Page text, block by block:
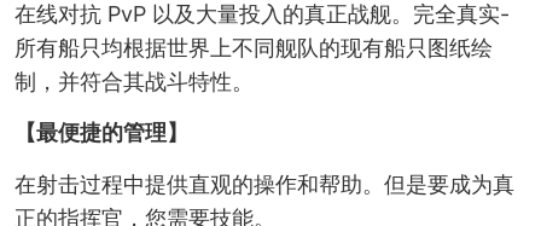
在线对抗 PvP 以及大量投入的真正战舰。完全真实-
所有船只均根据世界上不同舰队的现有船只图纸绘
制，并符合其战斗特性。
【最便捷的管理】
在射击过程中提供直观的操作和帮助。但是要成为真
正的指挥官，您需要技能。